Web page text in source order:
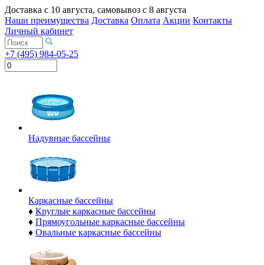
Доставка с 10 августа, самовывоз с 8 августа
Наши преимущества Доставка Оплата Акции Контакты
Личный кабинет
+7 (495) 984-05-25
Надувные бассейны
Каркасные бассейны
♦ Круглые каркасные бассейны
♦ Прямоугольные каркасные бассейны
♦ Овальные каркасные бассейны